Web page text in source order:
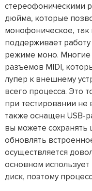
стереофоническими
дюйма, которые
монофоническое, так
поддерживает
режиме моно. Многие
разъемов MIDI,
лупер к внешнему
всего процесса. Это
при тестировании не
также оснащен USB-
вы можете
обновлять
осуществляется
основном
диск, поэтому